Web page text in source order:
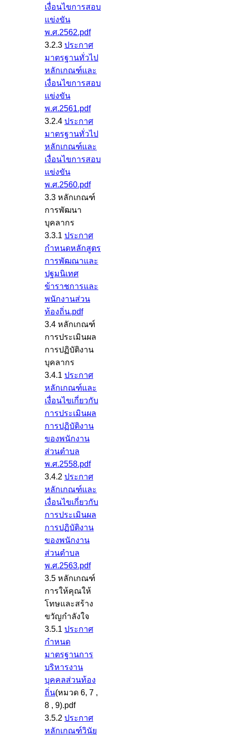
เงื่อนไขการสอบ
แข่งขัน
พ.ศ.2562.pdf
3.2.3 ประกาศ
มาตรฐานทั่วไป
หลักเกณฑ์และ
เงื่อนไขการสอบ
แข่งขัน
พ.ศ.2561.pdf
3.2.4 ประกาศ
มาตรฐานทั่วไป
หลักเกณฑ์และ
เงื่อนไขการสอบ
แข่งขัน
พ.ศ.2560.pdf
3.3 หลักเกณฑ์
การพัฒนา
บุคลากร
3.3.1 ประกาศ
กำหนดหลักสูตร
การพัฒณาและ
ปฐมนิเทศ
ข้าราชการและ
พนักงานส่วน
ท้องถิ่น.pdf
3.4 หลักเกณฑ์
การประเมินผล
การปฏิบัติงาน
บุคลากร
3.4.1 ประกาศ
หลักเกณฑ์และ
เงื่อนไขเกี่ยวกับ
การประเมินผล
การปฏิบัติงาน
ของพนักงาน
ส่วนตำบล
พ.ศ.2558.pdf
3.4.2 ประกาศ
หลักเกณฑ์และ
เงื่อนไขเกี่ยวกับ
การประเมินผล
การปฏิบัติงาน
ของพนักงาน
ส่วนตำบล
พ.ศ.2563.pdf
3.5 หลักเกณฑ์
การให้คุณให้
โทษและสร้าง
ขวัญกำลังใจ
3.5.1 ประกาศ
กำหนด
มาตรฐานการ
บริหารงาน
บุคคลส่วนท้อง
ถิ่น(หมวด 6, 7 ,
8 , 9).pdf
3.5.2 ประกาศ
หลักเกณฑ์วินัย